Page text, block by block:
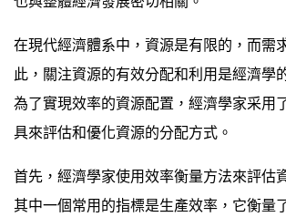
在現代經濟體系中，資源是有限的，而需
此，關注資源的有效分配和利用是經濟學
為了實現效率的資源配置，經濟學家采用
具來評估和優化資源的分配方式。
首先，經濟學家使用效率衡量方法來評估
其中一個常用的指標是生產效率，它衡量